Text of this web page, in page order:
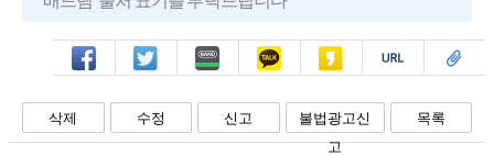
페북 트윗 밴드 카톡 카스 복사 스크랩
삭제 수정 신고
불법광고신
고
목록